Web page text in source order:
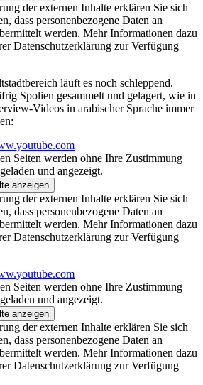
der externen Inhalte erklären Sie sich
dass personenbezogene Daten an
werden. Mehr Informationen dazu
Datenschutzerklärung zur Verfügung
läuft es noch schleppend.
Spolien gesammelt und gelagert, wie in
Videos in arabischer Sprache immer
Seiten werden ohne Ihre Zustimmung
und angezeigt.
anzeigen
der externen Inhalte erklären Sie sich
dass personenbezogene Daten an
werden. Mehr Informationen dazu
Datenschutzerklärung zur Verfügung
Seiten werden ohne Ihre Zustimmung
und angezeigt.
anzeigen
der externen Inhalte erklären Sie sich
dass personenbezogene Daten an
werden. Mehr Informationen dazu
Datenschutzerklärung zur Verfügung